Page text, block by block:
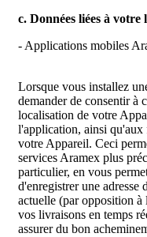
c. Données liées à votre
- Applications mobiles
Lorsque vous installez
demander de consentir à
localisation de votre
l'application, ainsi qu'aux
votre Appareil. Ceci
services Aramex plus
particulier, en vous
d'enregistrer une
actuelle (par opposition à
vos livraisons en temps
assurer du bon